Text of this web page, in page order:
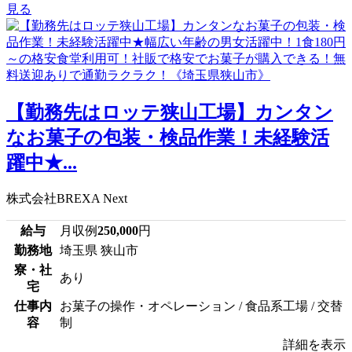
見る
【勤務先はロッテ狭山工場】カンタン
なお菓子の包装・検品作業！未経験活
躍中★...
株式会社BREXA Next
給与 月収例250,000円
勤務地
埼玉県 狭山市
寮・社
宅
あり
仕事内
容
お菓子の操作・オペレーション / 食品系工場 / 交替
制
詳細を表示